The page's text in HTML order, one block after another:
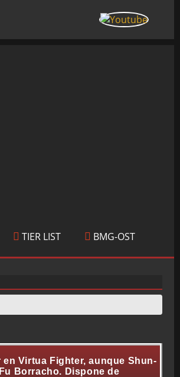
TIER LIST BMG-OST
Virtua Fighter, aunque Shun-
Borracho. Dispone de